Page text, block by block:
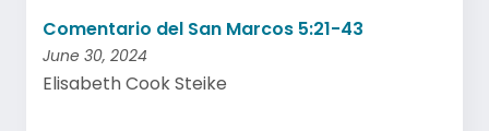
Comentario del San Marcos 5:21-43
June 30, 2024
Elisabeth Cook Steike